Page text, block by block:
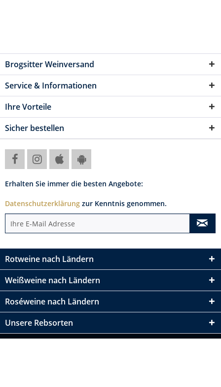
Brogsitter Weinversand
Service & Informationen
Ihre Vorteile
Sicher bestellen
Erhalten Sie immer die besten Angebote:
Datenschutzerklärung zur Kenntnis genommen.
Rotweine nach Ländern
Weißweine nach Ländern
Roséweine nach Ländern
Unsere Rebsorten